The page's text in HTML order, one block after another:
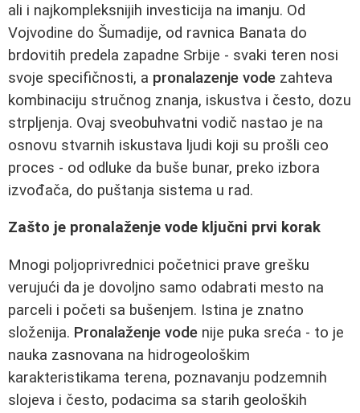
ali i najkompleksnijih investicija na imanju. Od
Vojvodine do Šumadije, od ravnica Banata do
brdovitih predela zapadne Srbije - svaki teren nosi
svoje specifičnosti, a pronalazenje vode zahteva
kombinaciju stručnog znanja, iskustva i često, dozu
strpljenja. Ovaj sveobuhvatni vodič nastao je na
osnovu stvarnih iskustava ljudi koji su prošli ceo
proces - od odluke da buše bunar, preko izbora
izvođača, do puštanja sistema u rad.
Zašto je pronalaženje vode ključni prvi korak
Mnogi poljoprivrednici početnici prave grešku
verujući da je dovoljno samo odabrati mesto na
parceli i početi sa bušenjem. Istina je znatno
složenija. Pronalaženje vode nije puka sreća - to je
nauka zasnovana na hidrogeološkim
karakteristikama terena, poznavanju podzemnih
slojeva i često, podacima sa starih geoloških